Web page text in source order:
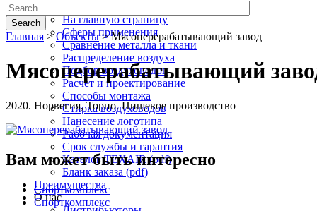
Текстильная вентиляция
На главную страницу
Сферы применения
Сравнение металла и ткани
Распределение воздуха
Подбор воздуховодов
Расчет и проектирование
Способы монтажа
Стирка воздуховодов
Нанесение логотипа
Рабочая документация
Срок службы и гарантия
Каталог TEXAIR (pdf)
Бланк заказа (pdf)
Преимущества
О нас
Search
Главная >Объекты>Мясоперерабатывающий завод
Мясоперерабатывающий
2020. Норвегия, Торпо. Пищевое производство
Вам может быть интересно
Спорткомплекс
Спорткомплекс